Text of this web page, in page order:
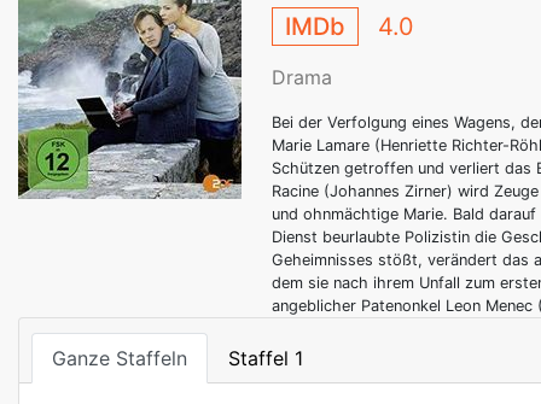
IMDb 4.0
Drama
Bei der Verfolgung eines Wagens,
Marie Lamare (Henriette Richter-
Schützen getroffen und verliert das
Racine (Johannes Zirner) wird
und ohnmächtige Marie. Bald
Dienst beurlaubte Polizistin die
Geheimnisses stößt, verändert das
dem sie nach ihrem Unfall zum
angeblicher Patenonkel Leon
Ganze Staffeln Staffel 1